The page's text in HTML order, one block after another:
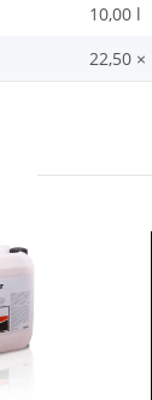
10,00 l
22,50